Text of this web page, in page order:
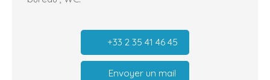
+33 2 35 41 46 45
Envoyer un mail